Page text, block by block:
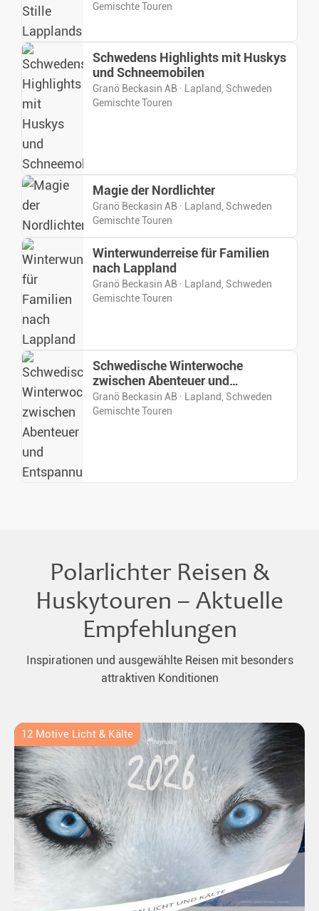
Gemischte Touren
Schwedens Highlights mit Huskys
und Schneemobilen
Granö Beckasin AB · Lapland, Schweden
Gemischte Touren
Magie der Nordlichter
Granö Beckasin AB · Lapland, Schweden
Gemischte Touren
Winterwunderreise für Familien
nach Lappland
Granö Beckasin AB · Lapland, Schweden
Gemischte Touren
Schwedische Winterwoche
zwischen Abenteuer und
Entspannung
Granö Beckasin AB · Lapland, Schweden
Gemischte Touren
Polarlichter Reisen &
Huskytouren – Aktuelle
Empfehlungen
Inspirationen und ausgewählte Reisen mit besonders
attraktiven Konditionen
12 Motive Licht & Kälte